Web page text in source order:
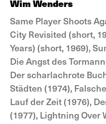
Wim Wenders
Same Player Shoots
City Revisited (short,
Years) (short, 1969),
Die Angst des
Der scharlachrote
Städten (1974),
Lauf der Zeit (1976),
(1977), Lightning Over